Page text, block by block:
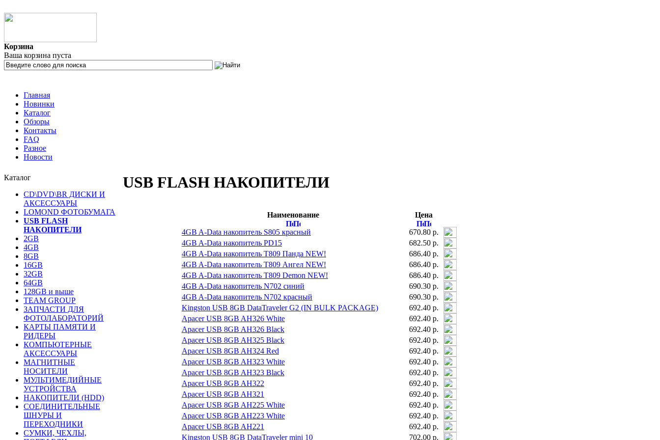
Корзина
Ваша корзина пуста
Главная
Новинки
Каталог
Обзоры
Контакты
FAQ
Разное
Новости
Каталог
CD\DVD\BR ДИСКИ И
АКСЕССУАРЫ
LOMOND ФОТОБУМАГА
USB FLASH
НАКОПИТЕЛИ
2GB
4GB
8GB
16GB
32GB
64GB
128GB и выше
TEAM GROUP
ЗАПЧАСТИ ДЛЯ
ФОТОЛАБОРАТОРИЙ
КАРТЫ ПАМЯТИ И
РИДЕРЫ
КОМПЬЮТЕРНЫЕ
АКСЕССУАРЫ
МАГНИТНЫЕ
НОСИТЕЛИ
МУЛЬТИМЕДИЙНЫЕ
УСТРОЙСТВА
НАКОПИТЕЛИ (HDD)
СОЕДИНИТЕЛЬНЫЕ
ШНУРЫ И
ПЕРЕХОДНИКИ
СУМКИ, ЧЕХЛЫ,
USB FLASH НАКОПИТЕЛИ
Наименование Цена
4GB A-Data накопитель S805 красный
670.80 р.
4GB A-Data накопитель PD15
682.50 р.
4GB A-Data накопитель T809 Панда NEW!
686.40 р.
4GB A-Data накопитель T809 Ангел NEW!
686.40 р.
4GB A-Data накопитель T809 Demon NEW!
686.40 р.
4GB A-Data накопитель N702 синий
690.30 р.
4GB A-Data накопитель N702 красный
690.30 р.
Kingston USB 8GB DataTraveler G2 (IN BULK PACKAGE)
692.40 р.
Apacer USB 8GB AH326 White
692.40 р.
Apacer USB 8GB AH326 Black
692.40 р.
Apacer USB 8GB AH325 Black
692.40 р.
Apacer USB 8GB AH324 Red
692.40 р.
Apacer USB 8GB AH323 White
692.40 р.
Apacer USB 8GB AH323 Black
692.40 р.
Apacer USB 8GB AH322
692.40 р.
Apacer USB 8GB AH321
692.40 р.
Apacer USB 8GB AH225 White
692.40 р.
Apacer USB 8GB AH223 White
692.40 р.
Apacer USB 8GB AH221
692.40 р.
Kingston USB 8GB DataTraveler mini 10
702.00 р.